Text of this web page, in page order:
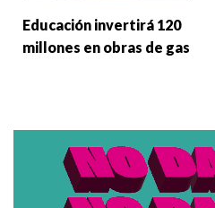
Educación invertirá 120
millones en obras de gas